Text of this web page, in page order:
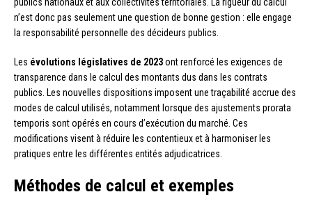
publics nationaux et aux collectivités territoriales. La rigueur du calcul
n’est donc pas seulement une question de bonne gestion : elle engage
la responsabilité personnelle des décideurs publics.
Les évolutions législatives de 2023ont renforcé les exigences de
transparence dans le calcul des montants dus dans les contrats
publics. Les nouvelles dispositions imposent une traçabilité accrue des
modes de calcul utilisés, notamment lorsque des ajustements prorata
temporis sont opérés en cours d’exécution du marché. Ces
modifications visent à réduire les contentieux et à harmoniser les
pratiques entre les différentes entités adjudicatrices.
Méthodes de calcul et exemples